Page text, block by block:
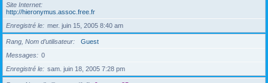
Site Internet
http://hieronymus.assoc.free.fr
Enregistré le
mer. juin 15, 2005 8:40 am
Rang, Nom d’utilisateur
Guest
Messages
0
Enregistré le
sam. juin 18, 2005 7:28 pm